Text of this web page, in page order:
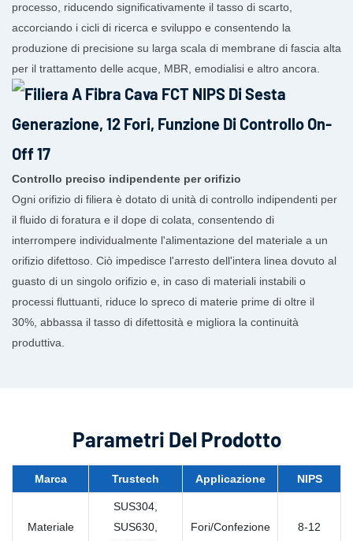
processo, riducendo significativamente il tasso di scarto,
accorciando i cicli di ricerca e sviluppo e consentendo la
produzione di precisione su larga scala di membrane di fascia alta
per il trattamento delle acque, MBR, emodialisi e altro ancora.
Controllo preciso indipendente per orifizio
Ogni orifizio di filiera è dotato di unità di controllo indipendenti per
il fluido di foratura e il dope di colata, consentendo di
interrompere individualmente l'alimentazione del materiale a un
orifizio difettoso. Ciò impedisce l'arresto dell'intera linea dovuto al
guasto di un singolo orifizio e, in caso di materiali instabili o
processi fluttuanti, riduce lo spreco di materie prime di oltre il
30%, abbassa il tasso di difettosità e migliora la continuità
produttiva.
Parametri Del Prodotto
Marca Trustech Applicazione NIPS
Materiale
SUS304,
SUS630,
Fori/Confezione 8-12